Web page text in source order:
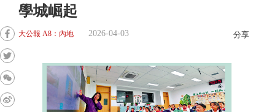
學城崛起
大公報 A8：內地 2026-04-03 分享